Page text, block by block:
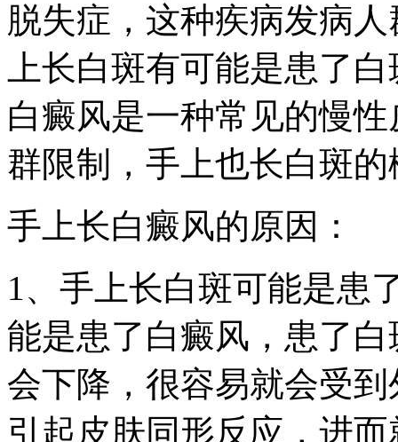
脱失症，这种疾病发病
上长白斑有可能是患了
白癜风是一种常见的慢
群限制，手上也长白斑
手上长白癜风的原因：
1、手上长白斑可能是患
能是患了白癜风，患了
会下降，很容易就会受
引起皮肤同形反应，进